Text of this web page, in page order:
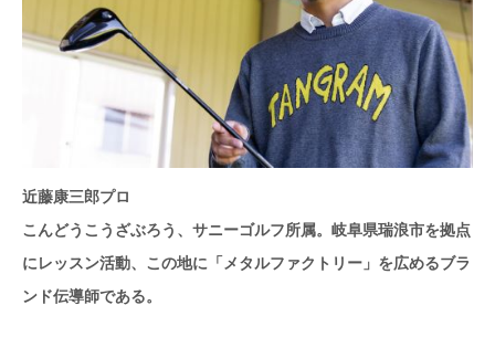
近藤康三郎プロ
こんどうこうざぶろう、サニーゴルフ所属。岐阜県瑞浪市を拠点
にレッスン活動、この地に「メタルファクトリー」を広めるブラ
ンド伝導師である。